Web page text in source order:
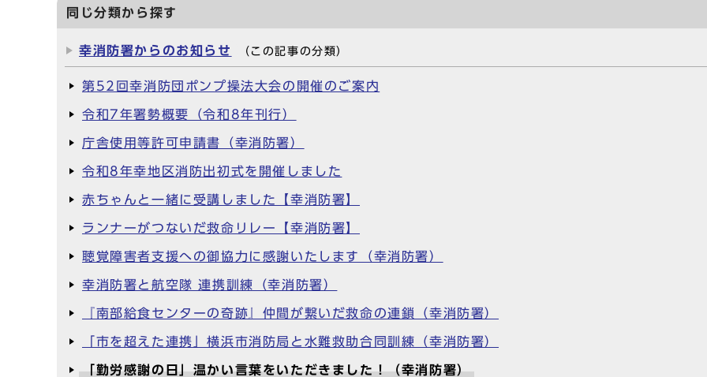
同じ分類から探す
幸消防署からのお知らせ （この記事の分類）
第52回幸消防団ポンプ操法大会の開催のご案内
令和7年署勢概要（令和8年刊行）
庁舎使用等許可申請書（幸消防署）
令和8年幸地区消防出初式を開催しました
赤ちゃんと一緒に受講しました【幸消防署】
ランナーがつないだ救命リレー【幸消防署】
聴覚障害者支援への御協力に感謝いたします（幸消防署）
幸消防署と航空隊 連携訓練（幸消防署）
『南部給食センターの奇跡』仲間が繋いだ救命の連鎖（幸消防署）
「市を超えた連携」横浜市消防局と水難救助合同訓練（幸消防署）
「勤労感謝の日」温かい言葉をいただきました！（幸消防署）